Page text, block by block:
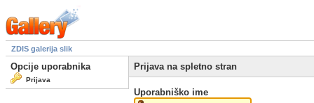
ZDIS galerija slik
Opcije uporabnika
Prijava
Prijava na spletno stran
Uporabniško ime